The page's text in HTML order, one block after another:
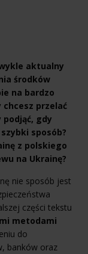
aktualny
środków
na bardzo
przelać
podjąć, gdy
sposób?
z polskiego
na Ukrainę?
nie sposób jest
części tekstu
metodami
do
banków oraz